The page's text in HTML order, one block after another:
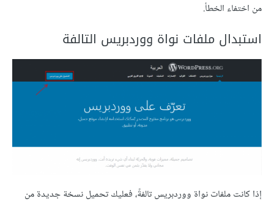
من اختفاء الخطأ.
استبدال ملفات نواة ووردبريس التالفة
إذا كانت ملفات نواة ووردبريس تالفةً، فعليك تحميل نسخة جديدة من